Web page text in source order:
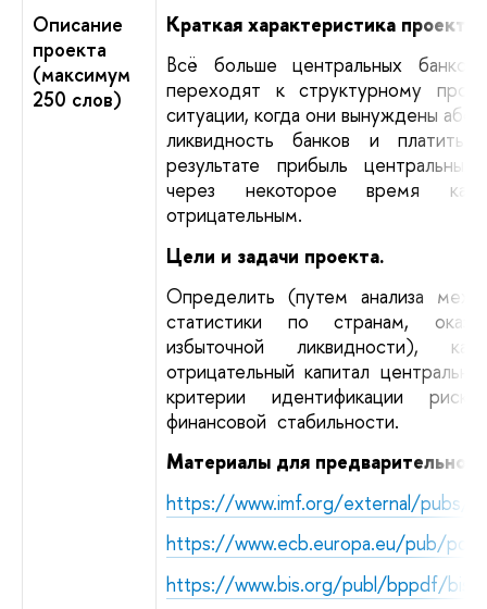
Описание
проекта
(максимум
250 слов)
Краткая характеристика проекта.
Всё больше центральных
переходят к структурному
ситуации, когда они вынуждены
ликвидность банков и
результате прибыль
через некоторое время
отрицательным.
Цели и задачи проекта.
Определить (путем анализа
статистики по странам,
избыточной ликвидности),
отрицательный капитал
критерии идентификации
финансовой стабильности.
Материалы для
https://www.imf.org/external/pubs/
https://www.ecb.europa.eu/pub/
https://www.bis.org/publ/bppdf/